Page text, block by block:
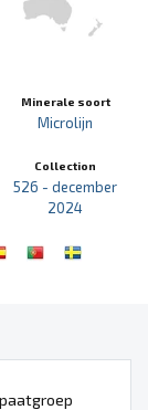
Minerale soort
Microlijn
Collection
526 - december
2024